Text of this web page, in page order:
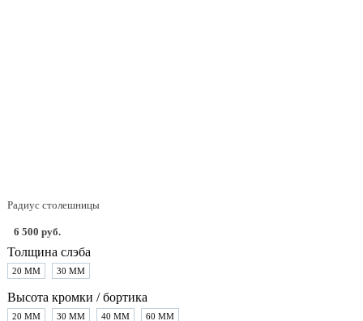
Радиус столешницы
6 500 руб.
Толщина слэба
20 ММ 30 ММ
Высота кромки / бортика
20 ММ 30 ММ 40 ММ 60 ММ